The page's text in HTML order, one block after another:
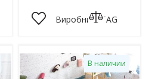
Виробник: TAG
В наличии